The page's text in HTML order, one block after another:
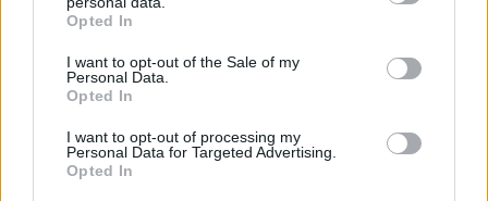
grant or deny consent to Google and its third-party tags to
use your data for below specified purposes in below Google
consent section.
Opted In
I want to opt-out of the Sale of my
Personal Data.
Opted In
I want to opt-out of processing my
Personal Data for Targeted Advertising.
Opted In
αλήθεια».
Η ίδια αναδημοσίευσε, μάλιστα, βίντεο στο
οποίο ακούγεται η μητέρα της να λέει σε
στέλεχος της διοίκησης του πανεπιστημίου το
2019 ότι ο Μπάλντουιν «κυνηγούσε» κορίτσια,